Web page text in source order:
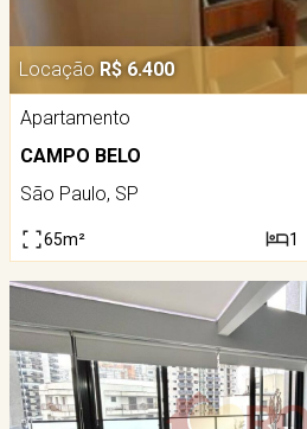
Locação R$ 6.400
Apartamento
CAMPO BELO
São Paulo, SP
65m² 1